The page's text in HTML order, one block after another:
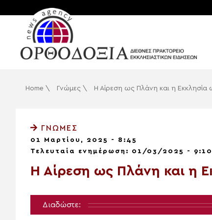
Home \ Γνώμες \ Η Αίρεση ως Πλάνη και η Εκκλησία
ΓΝΏΜΕΣ
01 Μαρτίου, 2025 - 8:45
Τελευταία ενημέρωση: 01/03/2025 - 9:10
Η Αίρεση ως Πλάνη και η
Διαδώστε: